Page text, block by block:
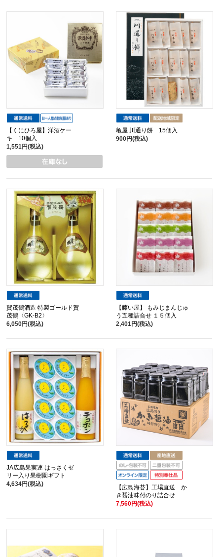
【くにひろ屋】洋酒ケー
キ 10個入
1,551円(税込)
亀屋 川通り餅 15個入
900円(税込)
賀茂鶴酒造 特製ゴールド賀
茂鶴〈GK-B2〉
6,050円(税込)
【藤い屋】 もみじまんじゅ
う五種詰合せ １５個入
2,401円(税込)
JA広島果実連 はっさくゼ
リー入り果樹園ギフト
4,634円(税込)
【広島海苔】工場直送 か
き醤油味付のり詰合せ
7,560円(税込)